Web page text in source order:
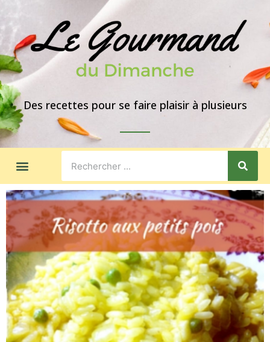
Des recettes pour se faire plaisir à plusieurs